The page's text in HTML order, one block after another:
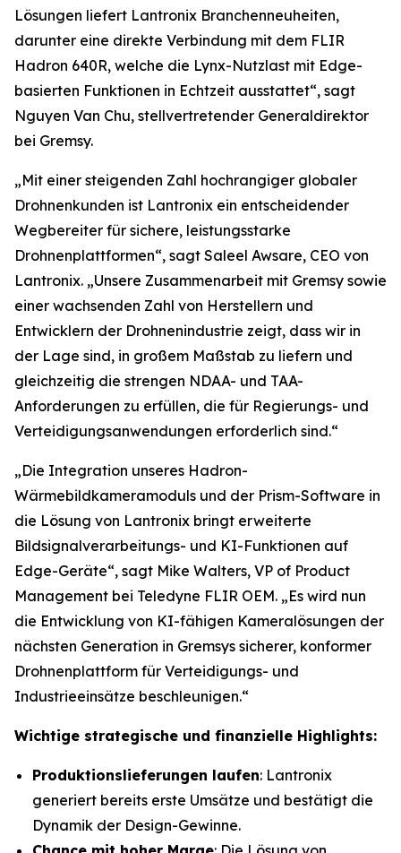
Lösungen liefert Lantronix Branchenneuheiten,
darunter eine direkte Verbindung mit dem FLIR
Hadron 640R, welche die Lynx-Nutzlast mit Edge-
basierten Funktionen in Echtzeit ausstattet“, sagt
Nguyen Van Chu, stellvertretender Generaldirektor
bei Gremsy.
„Mit einer steigenden Zahl hochrangiger globaler
Drohnenkunden ist Lantronix ein entscheidender
Wegbereiter für sichere, leistungsstarke
Drohnenplattformen“, sagt Saleel Awsare, CEO von
Lantronix. „Unsere Zusammenarbeit mit Gremsy sowie
einer wachsenden Zahl von Herstellern und
Entwicklern der Drohnenindustrie zeigt, dass wir in
der Lage sind, in großem Maßstab zu liefern und
gleichzeitig die strengen NDAA- und TAA-
Anforderungen zu erfüllen, die für Regierungs- und
Verteidigungsanwendungen erforderlich sind.“
„Die Integration unseres Hadron-
Wärmebildkameramoduls und der Prism-Software in
die Lösung von Lantronix bringt erweiterte
Bildsignalverarbeitungs- und KI-Funktionen auf
Edge-Geräte“, sagt Mike Walters, VP of Product
Management bei Teledyne FLIR OEM. „Es wird nun
die Entwicklung von KI-fähigen Kameralösungen der
nächsten Generation in Gremsys sicherer, konformer
Drohnenplattform für Verteidigungs- und
Industrieeinsätze beschleunigen.“
Wichtige strategische und finanzielle Highlights:
Produktionslieferungen laufen: Lantronix
generiert bereits erste Umsätze und bestätigt die
Dynamik der Design-Gewinne.